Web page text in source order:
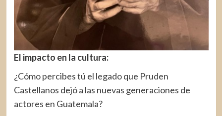
El impacto en la cultura:
¿Cómo percibes tú el legado que Pruden
Castellanos dejó a las nuevas generaciones de
actores en Guatemala?